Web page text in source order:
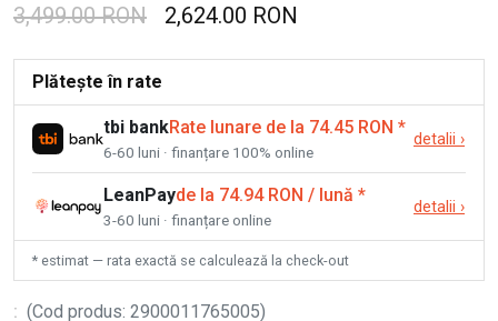
3,499.00 RON 2,624.00 RON
Plătește în rate
tbi bankRate lunare de la 74.45 RON *
6-60 luni · finanțare 100% online
detalii ›
LeanPayde la 74.94 RON / lună *
3-60 luni · finanțare online
detalii ›
* estimat — rata exactă se calculează la check-out
: (Cod produs: 2900011765005)